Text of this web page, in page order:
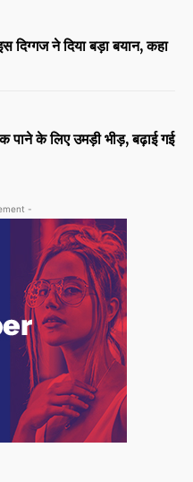
ने दिया बड़ा बयान, कहा
के लिए उमड़ी भीड़, बढ़ाई गई
-